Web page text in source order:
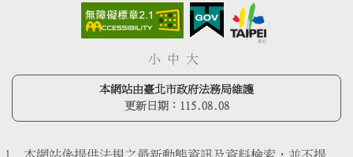
小 中 大
本網站由臺北市政府法務局維護
更新日期： 115.08.08
本網站係提供法規之最新動態資訊及資料檢索，並不提